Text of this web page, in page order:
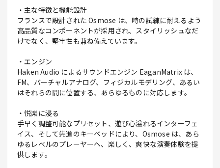
・主な特徴と機能設計
フランスで設計された Osmose は、時の試練に耐えるよう
高品質なコンポーネントが採用され、スタイリッシュなだ
けでなく、堅牢性も兼ね備えています。
・エンジン
Haken Audio によるサウンドエンジン EaganMatrix は、
FM、バーチャルアナログ、フィジカルモデリング、あるい
はそれらの間に位置する、あらゆるものに対応します。
・悦楽に浸る
手早く調整可能なプリセット、遊び心溢れるインターフェ
イス、そして先進のキーベッドにより、Osmose は、あら
ゆるレベルのプレーヤーへ、楽しく、爽快な演奏体験を提
供します。